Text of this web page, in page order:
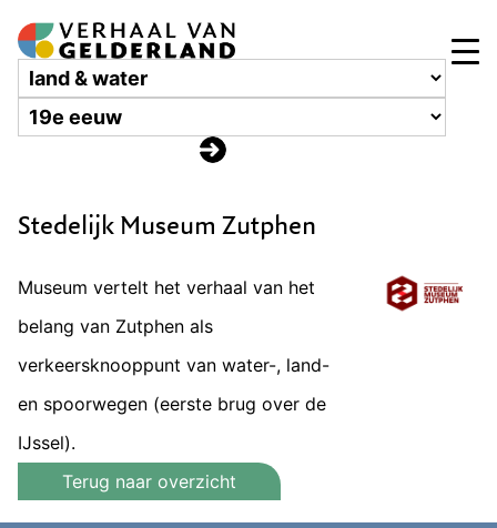
Stedelijk Museum Zutphen
Museum vertelt het verhaal van het
belang van Zutphen als
verkeersknooppunt van water-, land-
en spoorwegen (eerste brug over de
IJssel).
Terug naar overzicht